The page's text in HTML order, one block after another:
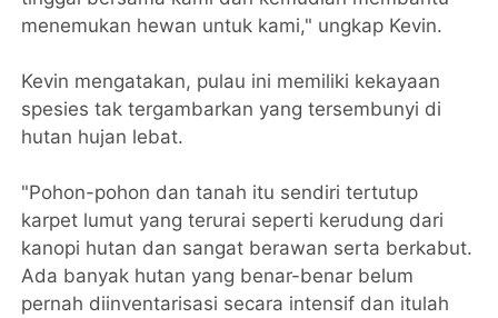
menemukan hewan untuk kami," ungkap Kevin.
Kevin mengatakan, pulau ini memiliki kekayaan
spesies tak tergambarkan yang tersembunyi di
hutan hujan lebat.
"Pohon-pohon dan tanah itu sendiri tertutup
karpet lumut yang terurai seperti kerudung dari
kanopi hutan dan sangat berawan serta berkabut.
Ada banyak hutan yang benar-benar belum
pernah diinventarisasi secara intensif dan itulah